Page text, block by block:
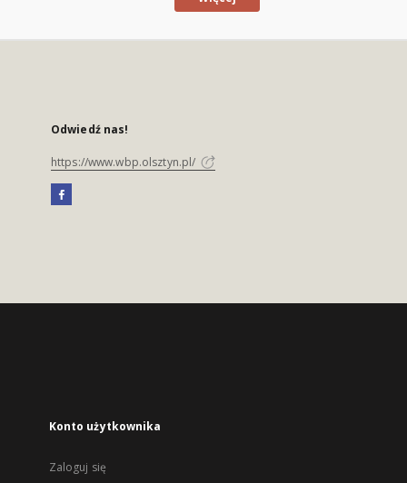
Odwiedź nas!
https://www.wbp.olsztyn.pl/
Konto użytkownika
Zaloguj się